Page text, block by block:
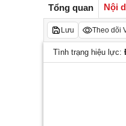
Tổng quan Nội
Lưu Theo dõi
Tình trạng hiệu lực: